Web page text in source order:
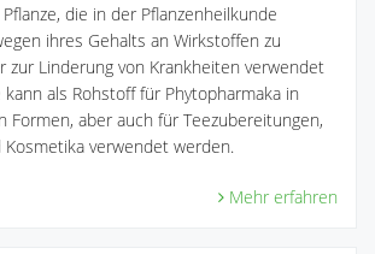
die in der Pflanzenheilkunde
ihres Gehalts an Wirkstoffen zu
zur Linderung von Krankheiten verwendet
als Rohstoff für Phytopharmaka in
Formen, aber auch für Teezubereitungen,
Kosmetika verwendet werden.
Mehr erfahren